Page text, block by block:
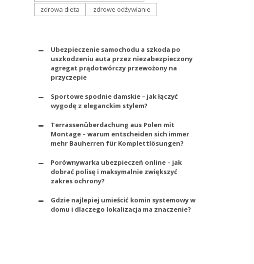
zdrowa dieta
zdrowe odżywianie
Ubezpieczenie samochodu a szkoda po
uszkodzeniu auta przez niezabezpieczony
agregat prądotwórczy przewożony na
przyczepie
Sportowe spodnie damskie – jak łączyć
wygodę z eleganckim stylem?
Terrassenüberdachung aus Polen mit
Montage – warum entscheiden sich immer
mehr Bauherren für Komplettlösungen?
Porównywarka ubezpieczeń online – jak
dobrać polisę i maksymalnie zwiększyć
zakres ochrony?
Gdzie najlepiej umieścić komin systemowy w
domu i dlaczego lokalizacja ma znaczenie?